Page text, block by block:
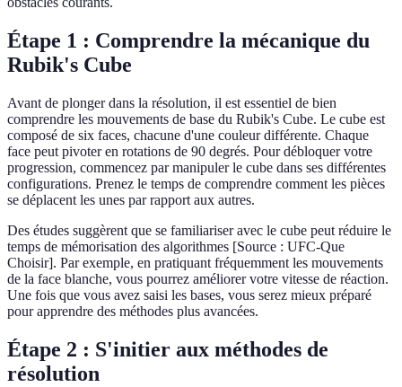
Étape 1 : Comprendre la mécanique du
Rubik's Cube
Avant de plonger dans la résolution, il est essentiel de bien
comprendre les mouvements de base du Rubik's Cube. Le cube est
composé de six faces, chacune d'une couleur différente. Chaque
face peut pivoter en rotations de 90 degrés. Pour débloquer votre
progression, commencez par manipuler le cube dans ses différentes
configurations. Prenez le temps de comprendre comment les pièces
se déplacent les unes par rapport aux autres.
Des études suggèrent que se familiariser avec le cube peut réduire le
temps de mémorisation des algorithmes [Source : UFC-Que
Choisir]. Par exemple, en pratiquant fréquemment les mouvements
de la face blanche, vous pourrez améliorer votre vitesse de réaction.
Une fois que vous avez saisi les bases, vous serez mieux préparé
pour apprendre des méthodes plus avancées.
Étape 2 : S'initier aux méthodes de
résolution